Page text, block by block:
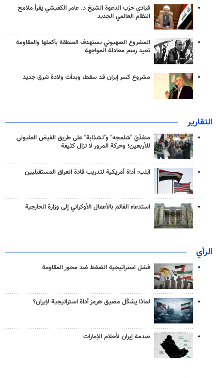
قيادي حزب الدعوة الشيخ د. عامر الكفيشي يقرأ ملامح
النظام العالمي الجديد
المشروع الصهيوني يستهدف المنطقة بأكملها والمقاومة
تعيد رسم معادلة المواجهة
مشروع كسر إيران قد سقط، وبدأت ولادة شرق جديد
التقارير
منفذَيّ "شلمجه" و"تشذابة" على طريق الفيض المليوني
للأربعين؛ وحركة المرور لا تزال كثيفة
آيلب: أداة أمريكية لتدريب قادة العراق المستقبليين
استدعاء القائم بالأعمال الأوكراني إلى وزارة الخارجية
الرأي
فشل استراتيجية الضغط ضد محور المقاومة
لماذا يشكّل مضيق هرمز أداة استراتيجية لإيران؟
صدمة إيران لأحلام الإمارات